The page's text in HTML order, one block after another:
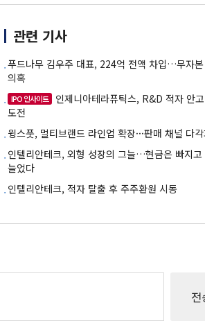
관련 기사
푸드나무 김우주 대표, 224억 전액 차입…무자
의혹
IPO 인사이트
인제니아테라퓨틱스, R&D 적자 안
도전
윙스풋, 멀티브랜드 라인업 확장···판매 채널 다
인텔리안테크, 외형 성장의 그늘…현금은 빠지고
늘었다
인텔리안테크, 적자 탈출 후 주주환원 시동